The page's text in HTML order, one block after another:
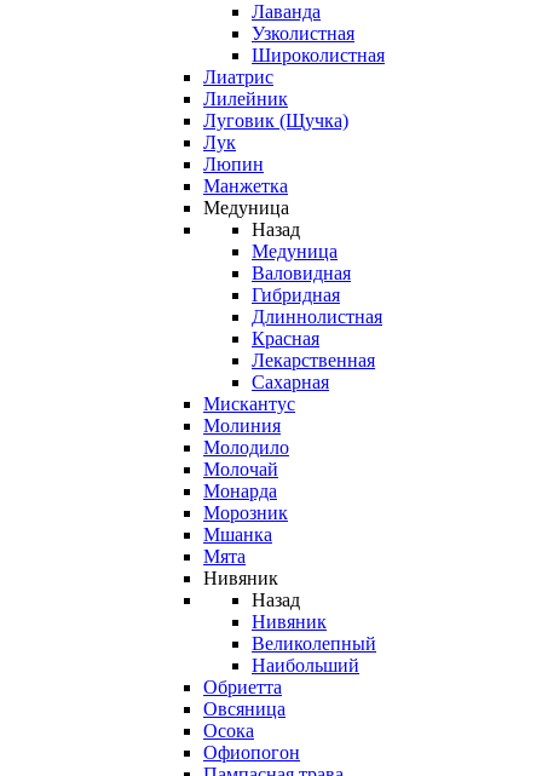
Лаванда
Узколистная
Широколистная
Лиатрис
Лилейник
Луговик (Щучка)
Лук
Люпин
Манжетка
Медуница
Назад
Медуница
Валовидная
Гибридная
Длиннолистная
Красная
Лекарственная
Сахарная
Мискантус
Молиния
Молодило
Молочай
Монарда
Морозник
Мшанка
Мята
Нивяник
Назад
Нивяник
Великолепный
Наибольший
Обриетта
Овсяница
Осока
Офиопогон